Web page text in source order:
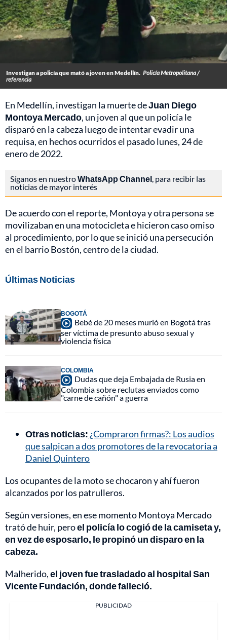
Investigan a policía que mató a joven en Medellín. Policía Metropolitana /
referencia
En Medellín, investigan la muerte deJuan Diego
Montoya Mercado, un joven al que un policía le
disparó en la cabeza luego de intentar evadir una
requisa, en hechos ocurridos el pasado lunes, 24 de
enero de 2022.
Síganos en nuestroWhatsApp Channel, para recibir las
noticias de mayor interés
De acuerdo con el reporte, Montoya y otra persona se
movilizaban en una motocicleta e hicieron caso omiso
al procedimiento, por lo que se inició una persecución
en el barrio Bostón, centro de la ciudad.
Últimas Noticias
BOGOTÁ
Bebé de 20 meses murió en Bogotá tras
ser víctima de presunto abuso sexual y
violencia física
COLOMBIA
Dudas que deja Embajada de Rusia en
Colombia sobre reclutas enviados como
"carne de cañón" a guerra
Otras noticias: ¿Compraron firmas?: Los audios
que salpican a dos promotores de la revocatoria a
Daniel Quintero
Los ocupantes de la moto se chocaron y ahí fueron
alcanzados por los patrulleros.
Según versiones, en ese momento Montoya Mercado
trató de huir, peroel policía lo cogió de la camiseta y,
en vez de esposarlo, le propinó un disparo en la
cabeza.
Malherido,el joven fue trasladado al hospital San
Vicente Fundación, donde falleció.
PUBLICIDAD